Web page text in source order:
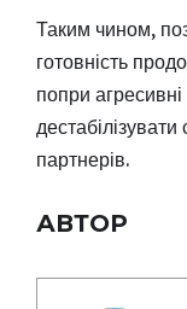
Таким чином,
готовність
попри агресивні
партнерів.
АВТОР